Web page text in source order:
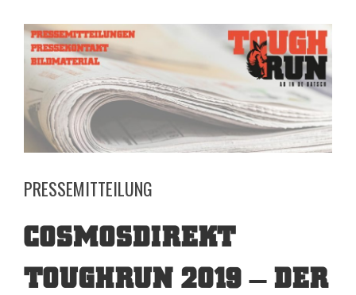
View
Larger
Image
PRESSEMITTEILUNG
COSMOSDIREKT
TOUGHRUN 2019 – DER